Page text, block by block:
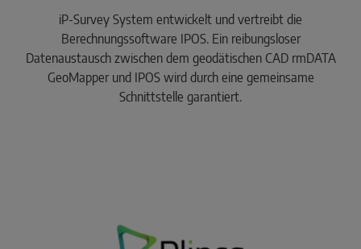
iP-Survey System entwickelt und vertreibt die
Berechnungssoftware IPOS. Ein reibungsloser
Datenaustausch zwischen dem geodätischen CAD rmDATA
GeoMapper und IPOS wird durch eine gemeinsame
Schnittstelle garantiert.